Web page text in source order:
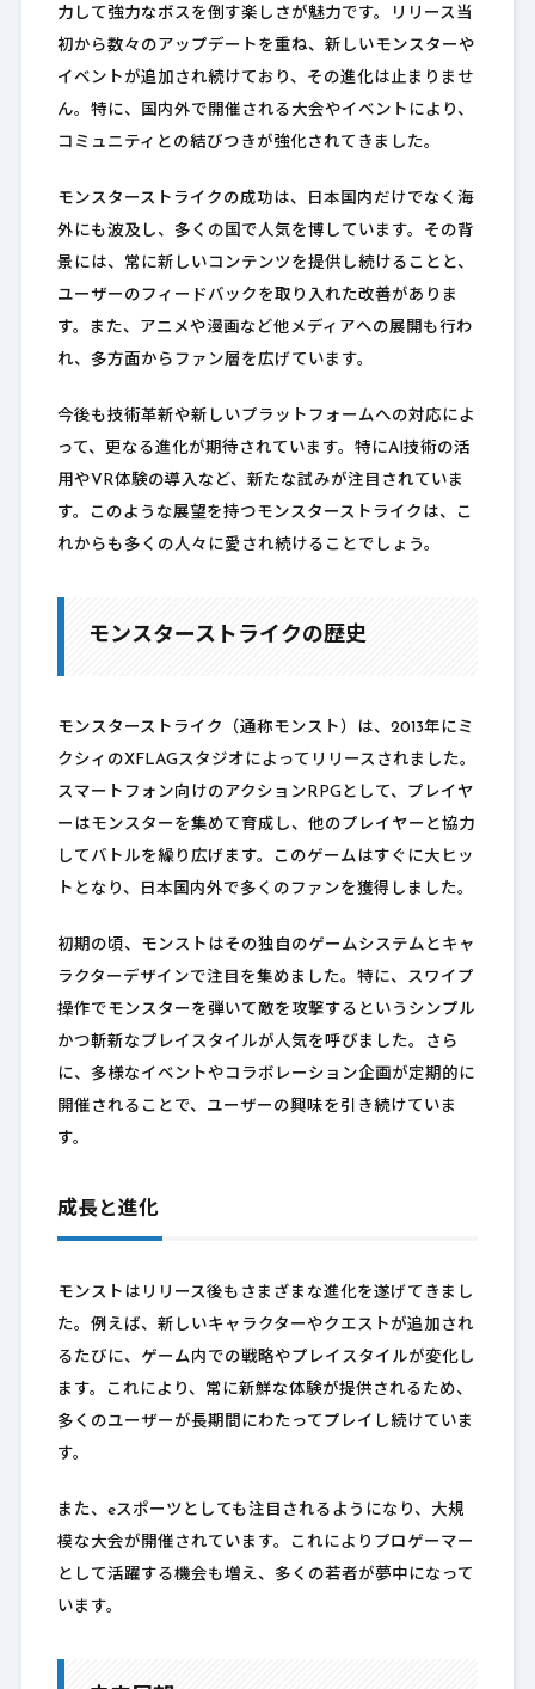
力して強力なボスを倒す楽しさが魅力です。リリース当
初から数々のアップデートを重ね、新しいモンスターや
イベントが追加され続けており、その進化は止まりませ
ん。特に、国内外で開催される大会やイベントにより、
コミュニティとの結びつきが強化されてきました。
モンスターストライクの成功は、日本国内だけでなく海
外にも波及し、多くの国で人気を博しています。その背
景には、常に新しいコンテンツを提供し続けることと、
ユーザーのフィードバックを取り入れた改善がありま
す。また、アニメや漫画など他メディアへの展開も行わ
れ、多方面からファン層を広げています。
今後も技術革新や新しいプラットフォームへの対応によ
って、更なる進化が期待されています。特にAI技術の活
用やVR体験の導入など、新たな試みが注目されていま
す。このような展望を持つモンスターストライクは、こ
れからも多くの人々に愛され続けることでしょう。
モンスターストライクの歴史
モンスターストライク（通称モンスト）は、2013年にミ
クシィのXFLAGスタジオによってリリースされました。
スマートフォン向けのアクションRPGとして、プレイヤ
ーはモンスターを集めて育成し、他のプレイヤーと協力
してバトルを繰り広げます。このゲームはすぐに大ヒッ
トとなり、日本国内外で多くのファンを獲得しました。
初期の頃、モンストはその独自のゲームシステムとキャ
ラクターデザインで注目を集めました。特に、スワイプ
操作でモンスターを弾いて敵を攻撃するというシンプル
かつ斬新なプレイスタイルが人気を呼びました。さら
に、多様なイベントやコラボレーション企画が定期的に
開催されることで、ユーザーの興味を引き続けていま
す。
成長と進化
モンストはリリース後もさまざまな進化を遂げてきまし
た。例えば、新しいキャラクターやクエストが追加され
るたびに、ゲーム内での戦略やプレイスタイルが変化し
ます。これにより、常に新鮮な体験が提供されるため、
多くのユーザーが長期間にわたってプレイし続けていま
す。
また、eスポーツとしても注目されるようになり、大規
模な大会が開催されています。これによりプロゲーマー
として活躍する機会も増え、多くの若者が夢中になって
います。